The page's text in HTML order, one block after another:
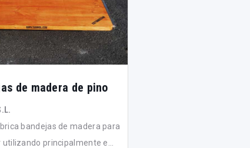
de madera de pino
bandejas de madera para
principalmente e...